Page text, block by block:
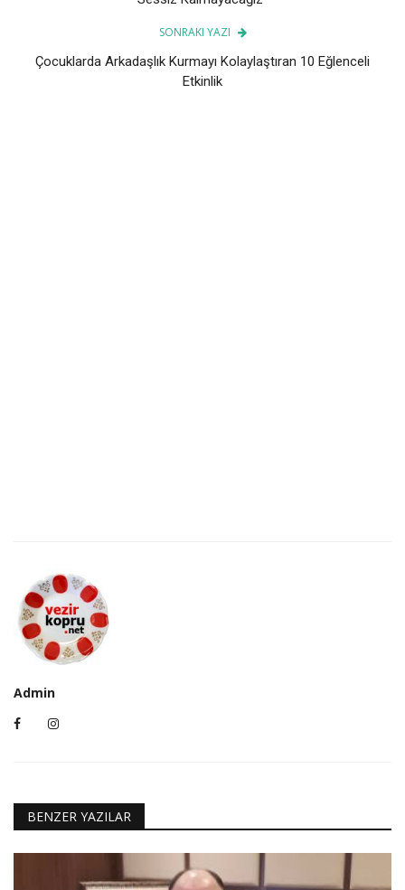
SONRAKI YAZI
Çocuklarda Arkadaşlık Kurmayı Kolaylaştıran 10 Eğlenceli
Etkinlik
Admin
BENZER YAZILAR